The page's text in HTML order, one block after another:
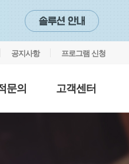
공지사항 프로그램 신청
문의 고객센터